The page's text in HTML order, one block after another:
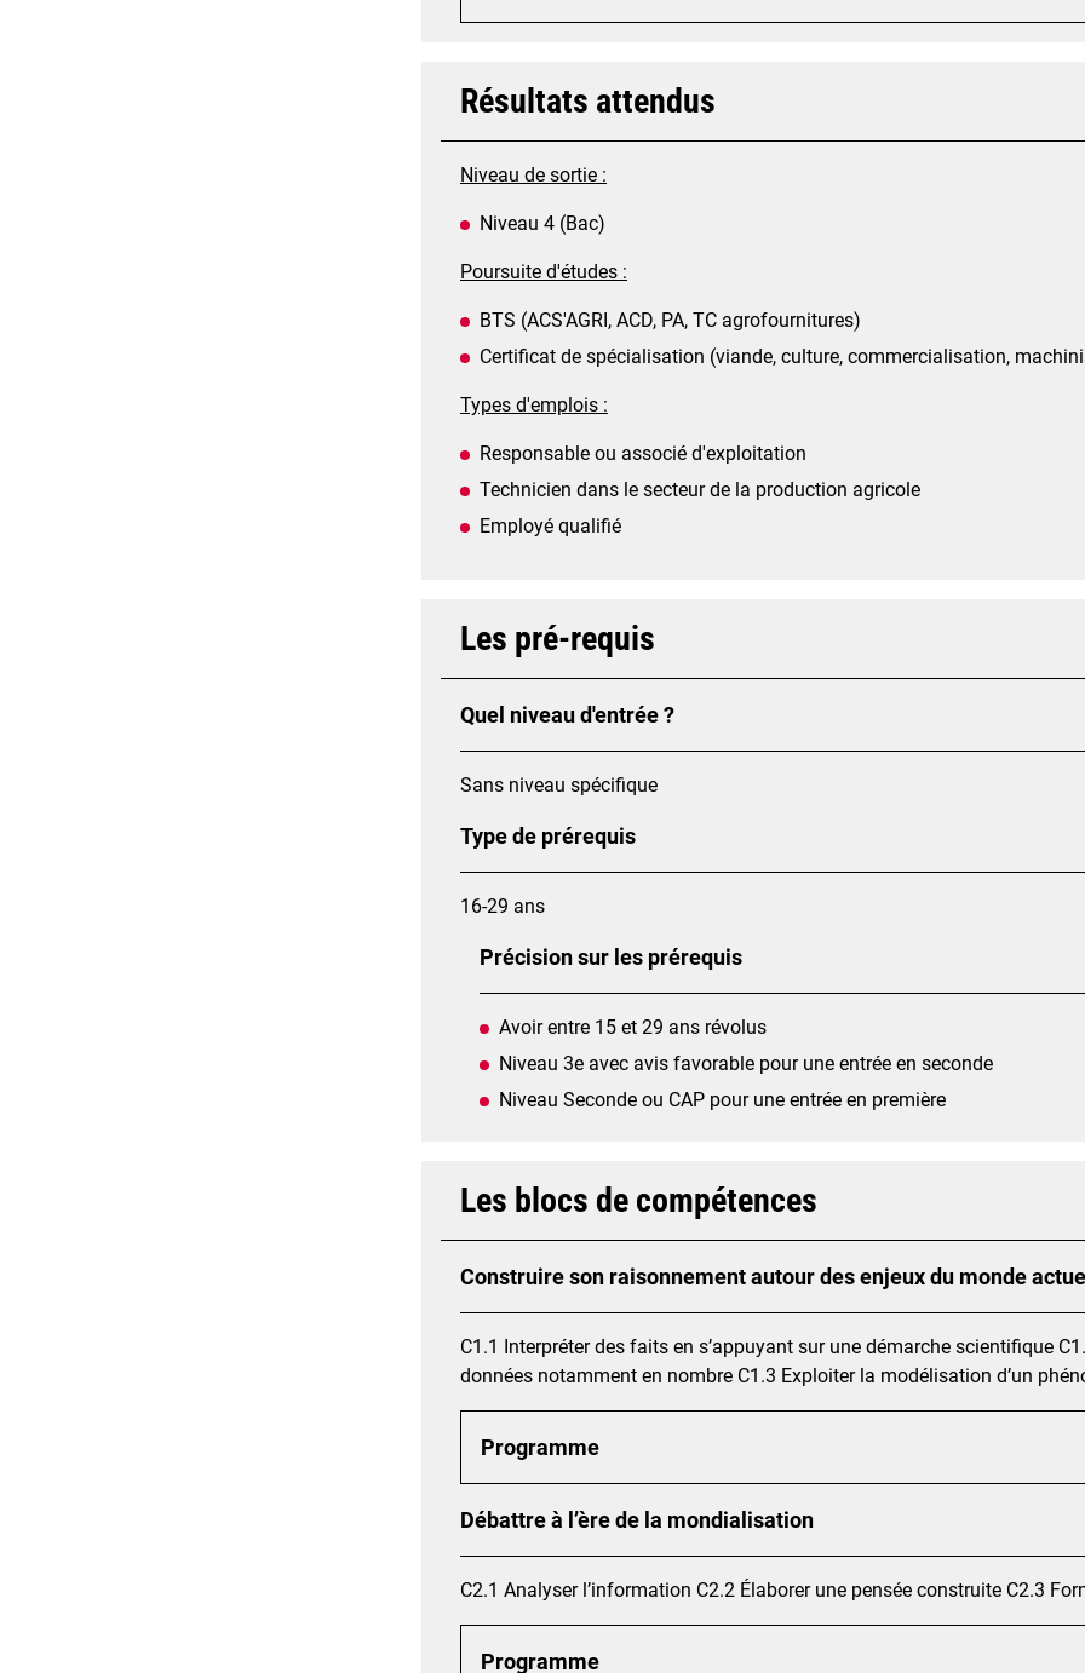
Résultats attendus
Niveau de sortie :
Niveau 4 (Bac)
Poursuite d'études :
BTS (ACS'AGRI, ACD, PA, TC agrofournitures)
Certificat de spécialisation (viande, culture, commercialisation,
Types d'emplois :
Responsable ou associé d'exploitation
Technicien dans le secteur de la production agricole
Employé qualifié
Les pré-requis
Quel niveau d'entrée ?
Sans niveau spécifique
Type de prérequis
16-29 ans
Précision sur les prérequis
Avoir entre 15 et 29 ans révolus
Niveau 3e avec avis favorable pour une entrée en seconde
Niveau Seconde ou CAP pour une entrée en première
Les blocs de compétences
Construire son raisonnement autour des enjeux du monde actuel
C1.1 Interpréter des faits en s’appuyant sur une démarche scientifique
données notamment en nombre C1.3 Exploiter la modélisation d’un
Programme
Débattre à l’ère de la mondialisation
C2.1 Analyser l’information C2.2 Élaborer une pensée construite C2.3
Programme